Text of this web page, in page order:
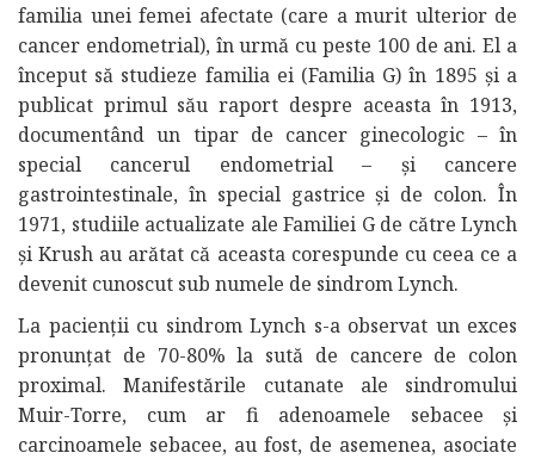
familia unei femei afectate (care a murit ulterior de
cancer endometrial), în urmă cu peste 100 de ani. El a
început să studieze familia ei (Familia G) în 1895 și a
publicat primul său raport despre aceasta în 1913,
documentând un tipar de cancer ginecologic – în
special cancerul endometrial – și cancere
gastrointestinale, în special gastrice și de colon. În
1971, studiile actualizate ale Familiei G de către Lynch
și Krush au arătat că aceasta corespunde cu ceea ce a
devenit cunoscut sub numele de sindrom Lynch.
La pacienții cu sindrom Lynch s-a observat un exces
pronunțat de 70-80% la sută de cancere de colon
proximal. Manifestările cutanate ale sindromului
Muir-Torre, cum ar fi adenoamele sebacee și
carcinoamele sebacee, au fost, de asemenea, asociate